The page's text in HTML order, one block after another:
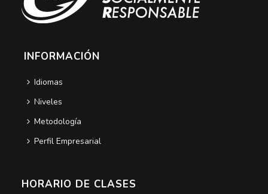
INFORMACIÓN
Idiomas
Niveles
Metodología
Perfil Empresarial
HORARIO DE CLASES